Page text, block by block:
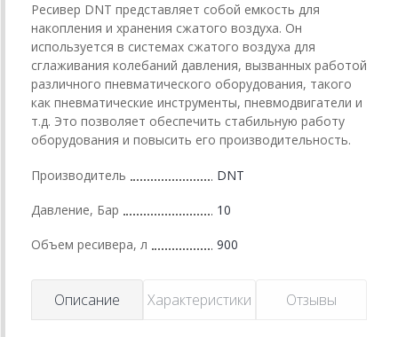
Ресивер DNT представляет собой емкость для
накопления и хранения сжатого воздуха. Он
используется в системах сжатого воздуха для
сглаживания колебаний давления, вызванных работой
различного пневматического оборудования, такого
как пневматические инструменты, пневмодвигатели и
т.д. Это позволяет обеспечить стабильную работу
оборудования и повысить его производительность.
Производитель DNT
Давление, Бар 10
Объем ресивера, л 900
Описание Характеристики Отзывы